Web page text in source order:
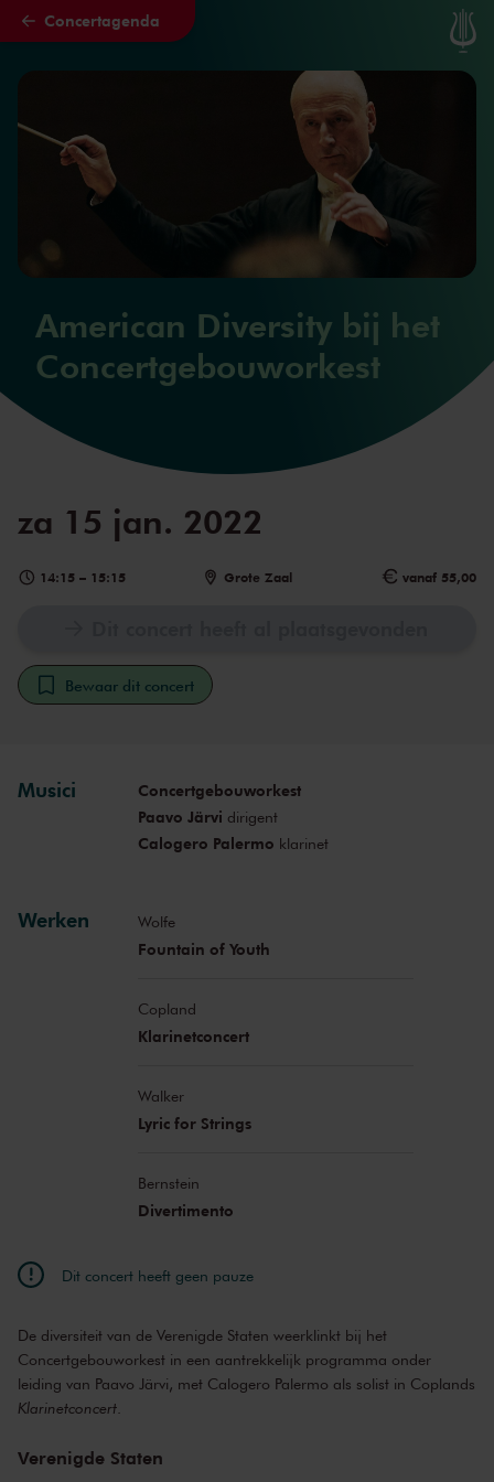
Naar hoofdcontent
Concertagenda
American Diversity bij het
Concertgebouworkest
za 15 jan. 2022
14:15 – 15:15 Grote Zaal vanaf 55,00
Bewaar dit concert
Musici
Concertgebouworkest
Paavo Järvi dirigent
Calogero Palermo klarinet
Werken Wolfe
Fountain of Youth
Copland
Klarinetconcert
Walker
Lyric for Strings
Bernstein
Divertimento
Dit concert heeft geen pauze
De diversiteit van de Verenigde Staten weerklinkt bij het
Concertgebouworkest in een aantrekkelijk programma onder
leiding van Paavo Järvi, met Calogero Palermo als solist in Coplands
Klarinetconcert
Verenigde Staten